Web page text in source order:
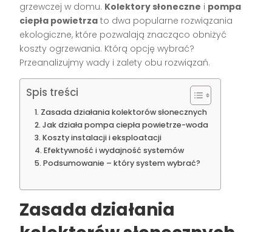
grzewczej w domu. Kolektory słoneczne i pompa
ciepła powietrza to dwa popularne rozwiązania
ekologiczne, które pozwalają znacząco obniżyć
koszty ogrzewania. Którą opcję wybrać?
Przeanalizujmy wady i zalety obu rozwiązań.
Spis treści
Zasada działania kolektorów słonecznych
Jak działa pompa ciepła powietrze-woda
Koszty instalacji i eksploatacji
Efektywność i wydajność systemów
Podsumowanie – który system wybrać?
Zasada działania